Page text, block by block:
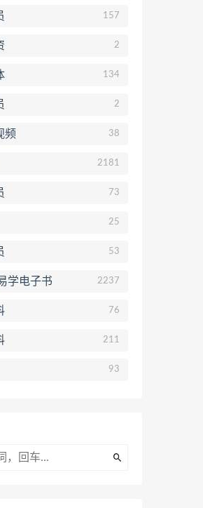
157
2
134
2
频 38
2181
73
25
53
学电子书 2237
76
211
93